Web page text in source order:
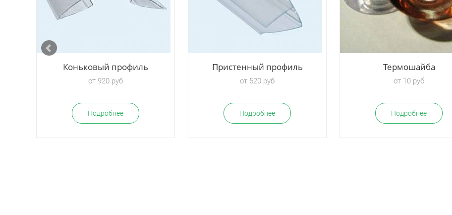
Коньковый профиль
от 920 руб
Подробнее
Пристенный профиль
от 520 руб
Подробнее
Термошайба
от 10 руб
Подробнее